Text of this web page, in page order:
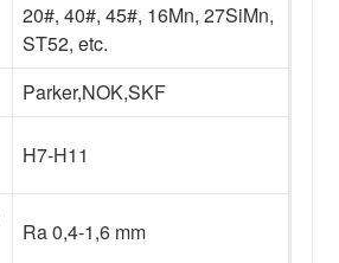
20#, 40#, 45#, 16Mn, 27SiMn,
ST52, etc.
Parker,NOK,SKF
H7-H11
Ra 0,4-1,6 mm